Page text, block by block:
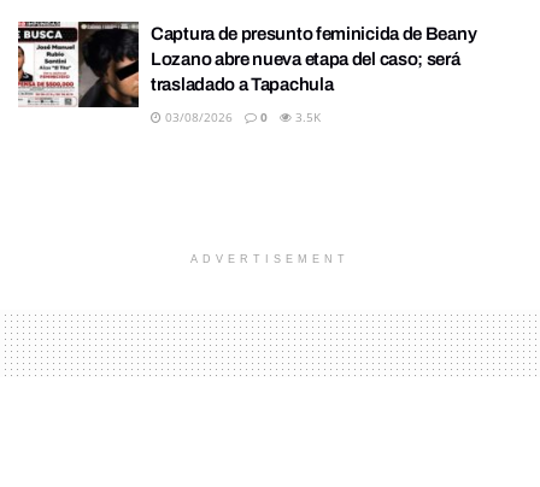
Captura de presunto feminicida de Beany
Lozano abre nueva etapa del caso; será
trasladado a Tapachula
03/08/2026 0 3.5K
ADVERTISEMENT